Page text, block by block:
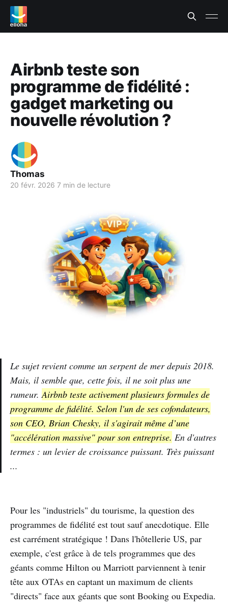
Airbnb teste son
programme de fidélité :
gadget marketing ou
nouvelle révolution ?
Thomas
20 févr. 2026 7 min de lecture
Le sujet revient comme un serpent de mer depuis 2018.
Mais, il semble que, cette fois, il ne soit plus une
rumeur.Airbnb teste activement plusieurs formules de
programme de fidélité. Selon l'un de ses cofondateurs,
son CEO, Brian Chesky, il s'agirait même d’une
"accélération massive" pour son entreprise. En d'autres
termes : un levier de croissance puissant. Très puissant
...
Pour les "industriels" du tourisme, la question des
programmes de fidélité est tout sauf anecdotique. Elle
est carrément stratégique ! Dans l'hôtellerie US, par
exemple, c'est grâce à de tels programmes que des
géants comme Hilton ou Marriott parviennent à tenir
tête aux OTAs en captant un maximum de clients
"directs" face aux géants que sont Booking ou Expedia.